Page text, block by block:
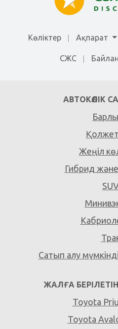
Көліктер Ақпарат
СЖС
АВТОКӨЛІК
Жеңіл
Гибрид
Сатып алу
ЖАЛҒА
Toyota
Toyota